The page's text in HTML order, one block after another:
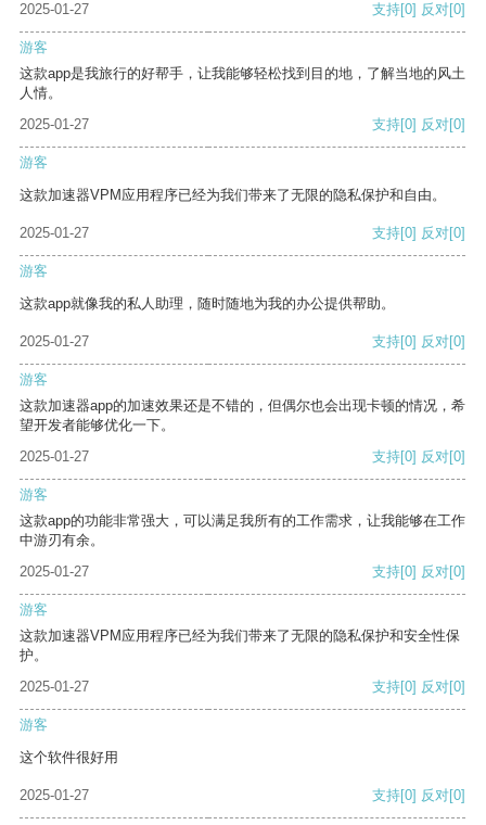
2025-01-27 支持[0] 反对[0]
游客
这款app是我旅行的好帮手，让我能够轻松找到目的地，了解当地的风土
人情。
2025-01-27
支持[0] 反对[0]
游客
这款加速器VPM应用程序已经为我们带来了无限的隐私保护和自由。
2025-01-27 支持[0] 反对[0]
游客
这款app就像我的私人助理，随时随地为我的办公提供帮助。
2025-01-27 支持[0] 反对[0]
游客
这款加速器app的加速效果还是不错的，但偶尔也会出现卡顿的情况，希
望开发者能够优化一下。
2025-01-27
支持[0] 反对[0]
游客
这款app的功能非常强大，可以满足我所有的工作需求，让我能够在工作
中游刃有余。
2025-01-27
支持[0] 反对[0]
游客
这款加速器VPM应用程序已经为我们带来了无限的隐私保护和安全性保
护。
2025-01-27
支持[0] 反对[0]
游客
这个软件很好用
2025-01-27 支持[0] 反对[0]